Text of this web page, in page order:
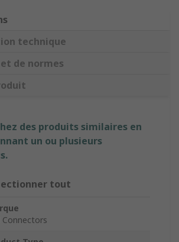
technique
de normes
des produits similaires en
un ou plusieurs
tout
Connectors